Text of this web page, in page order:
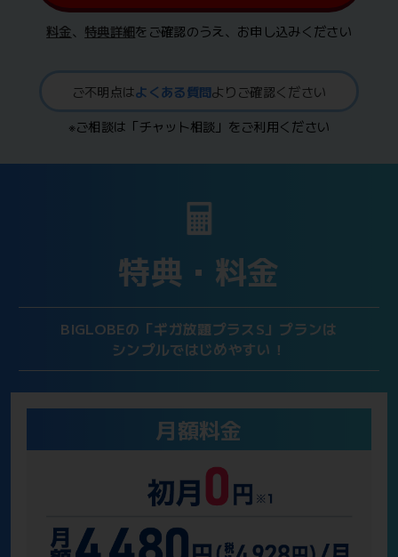
料金、 特典詳細をご確認のうえ、お申し込みください
ご不明点はよくある質問よりご確認ください
※ご相談は「チャット相談」をご利用ください
特典・料金
BIGLOBEの「ギガ放題プラスS」プランは
シンプルではじめやすい！
月額料金